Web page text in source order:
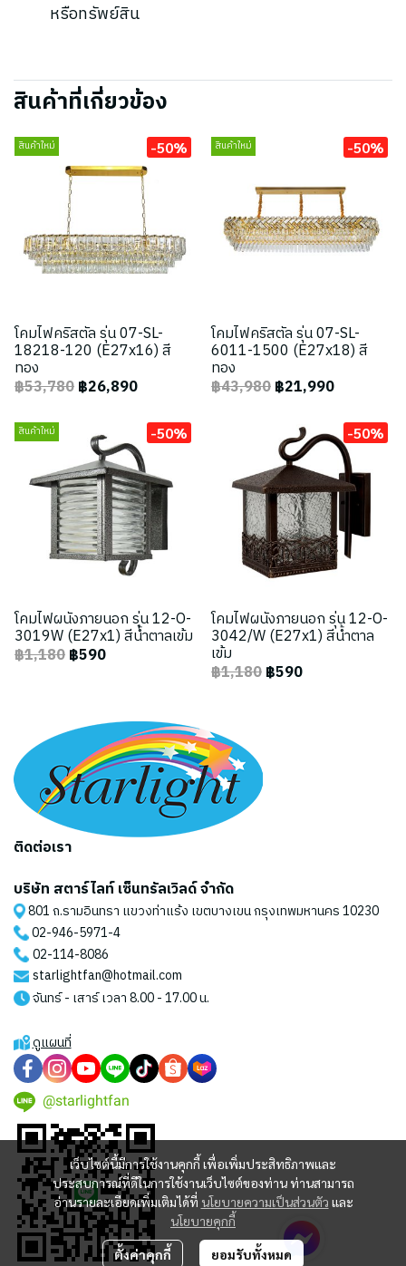
หรือทรัพย์สิน
สินค้าที่เกี่ยวข้อง
สินค้าใหม่ -50%
โคมไฟคริสตัล รุ่น 07-SL-
18218-120 (E27x16) สี
ทอง
฿53,780฿26,890
สินค้าใหม่ -50%
โคมไฟคริสตัล รุ่น 07-SL-
6011-1500 (E27x18) สี
ทอง
฿43,980฿21,990
สินค้าใหม่ -50%
โคมไฟผนังภายนอก รุ่น 12-O-
3019W (E27x1) สีน้ำตาลเข้ม
฿1,180฿590
-50%
โคมไฟผนังภายนอก รุ่น 12-O-
3042/W (E27x1) สีน้ำตาล
เข้ม
฿1,180฿590
เว็บไซต์นี้มีการใช้งานคุกกี้ เพื่อเพิ่มประสิทธิภาพและ
ประสบการณ์ที่ดีในการใช้งานเว็บไซต์ของท่าน ท่านสามารถ
อ่านรายละเอียดเพิ่มเติมได้ที่ นโยบายความเป็นส่วนตัว และ
นโยบายคุกกี้
ตั้งค่าคุกกี้ ยอมรับทั้งหมด
ติดต่อเรา
บริษัท สตาร์ไลท์ เซ็นทรัลเวิลด์ จำกัด
801 ถ.รามอินทรา แขวงท่าแร้ง เขตบางเขน กรุงเทพมหานคร 10230
02-946-5971-4
02-114-8086
starlightfan@hotmail.com
จันทร์ - เสาร์ เวลา 8.00 - 17.00 น.
ดูแผนที่
@starlightfan